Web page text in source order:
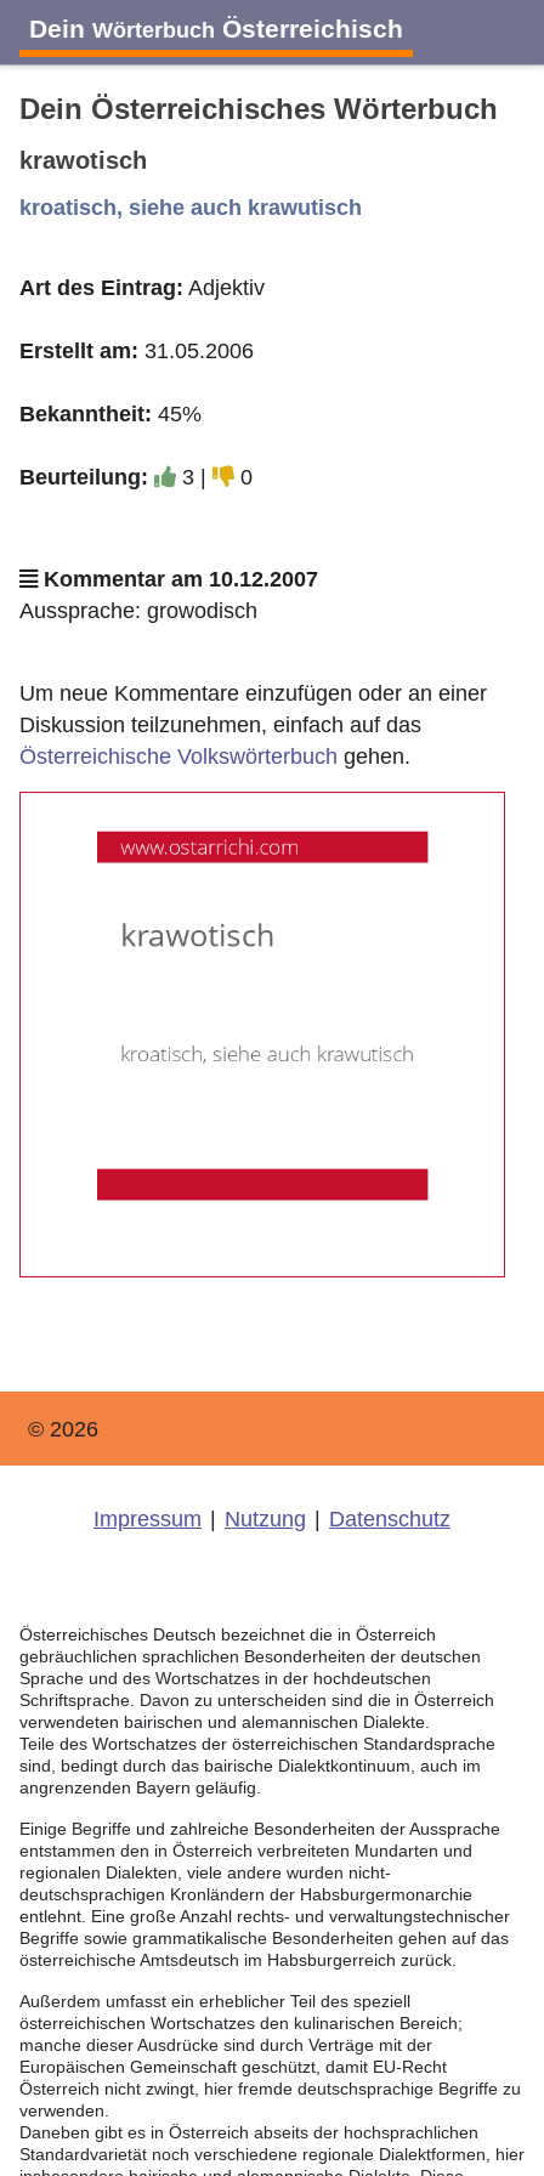
Dein Wörterbuch Österreichisch
A B C D E F
J K L M N
Dein Österreichisches Wörterbuch
krawotisch
kroatisch, siehe auch krawutisch
Art des Eintrag: Adjektiv
Erstellt am: 31.05.2006
Bekanntheit: 45%
Beurteilung: 3 | 0
Kommentar am 10.12.2007
Aussprache: growodisch
Um neue Kommentare einzufügen oder an einer
Diskussion teilzunehmen, einfach auf das
Österreichische Volkswörterbuch gehen.
© 2026
Impressum Nutzung Datenschutz
Österreichisches Deutsch bezeichnet die in Österreich
gebräuchlichen sprachlichen Besonderheiten der deutschen
Sprache und des Wortschatzes in der hochdeutschen
Schriftsprache. Davon zu unterscheiden sind die in Österreich
verwendeten bairischen und alemannischen Dialekte.
Teile des Wortschatzes der österreichischen Standardsprache
sind, bedingt durch das bairische Dialektkontinuum, auch im
angrenzenden Bayern geläufig.
Einige Begriffe und zahlreiche Besonderheiten der Aussprache
entstammen den in Österreich verbreiteten Mundarten und
regionalen Dialekten, viele andere wurden nicht-
deutschsprachigen Kronländern der Habsburgermonarchie
entlehnt. Eine große Anzahl rechts- und verwaltungstechnischer
Begriffe sowie grammatikalische Besonderheiten gehen auf das
österreichische Amtsdeutsch im Habsburgerreich zurück.
Außerdem umfasst ein erheblicher Teil des speziell
österreichischen Wortschatzes den kulinarischen Bereich;
manche dieser Ausdrücke sind durch Verträge mit der
Europäischen Gemeinschaft geschützt, damit EU-Recht
Österreich nicht zwingt, hier fremde deutschsprachige Begriffe zu
verwenden.
Daneben gibt es in Österreich abseits der hochsprachlichen
Standardvarietät noch verschiedene regionale Dialektformen, hier